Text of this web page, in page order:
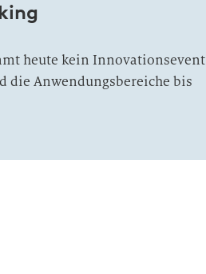
heute kein Innovationsevent
die Anwendungsbereiche bis